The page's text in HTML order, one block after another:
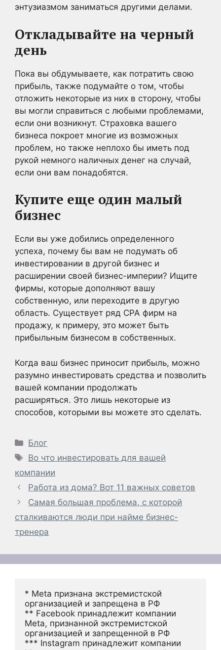
энтузиазмом заниматься другими делами.
Откладывайте на черный
день
Пока вы обдумываете, как потратить свою
прибыль, также подумайте о том, чтобы
отложить некоторые из них в сторону, чтобы
вы могли справиться с любыми проблемами,
если они возникнут. Страховка вашего
бизнеса покроет многие из возможных
проблем, но также неплохо бы иметь под
рукой немного наличных денег на случай,
если они вам понадобятся.
Купите еще один малый
бизнес
Если вы уже добились определенного
успеха, почему бы вам не подумать об
инвестировании в другой бизнес и
расширении своей бизнес-империи? Ищите
фирмы, которые дополняют вашу
собственную, или переходите в другую
область. Существует ряд CPA фирм на
продажу, к примеру, это может быть
прибыльным бизнесом в собственных.
Когда ваш бизнес приносит прибыль, можно
разумно инвестировать средства и позволить
вашей компании продолжать
расширяться. Это лишь некоторые из
способов, которыми вы можете это сделать.
Рубрики
Блог
Метки
Во что инвестировать для вашей
компании
Работа из дома? Вот 11 важных советов
Самая большая проблема, с которой
сталкиваются люди при найме бизнес-
тренера
* Meta признана экстремистской
организацией и запрещена в РФ
** Facebook принадлежит компании
Meta, признанной экстремистской
организацией и запрещенной в РФ
*** Instagram принадлежит компании